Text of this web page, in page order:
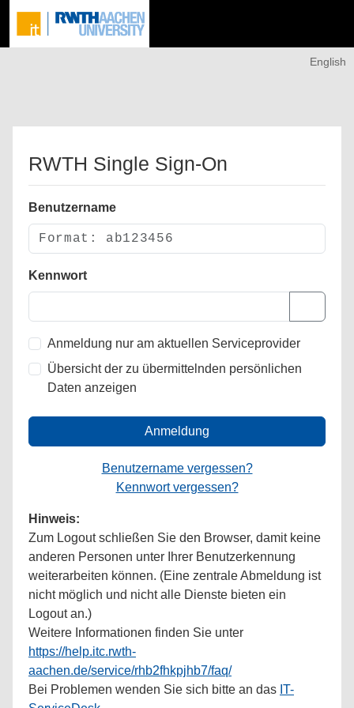
English
RWTH Single Sign-On
Benutzername
Kennwort
Anmeldung nur am aktuellen Serviceprovider
Übersicht der zu übermittelnden persönlichen
Daten anzeigen
Anmeldung
Benutzername vergessen?
Kennwort vergessen?
Hinweis:
Zum Logout schließen Sie den Browser, damit keine
anderen Personen unter Ihrer Benutzerkennung
weiterarbeiten können. (Eine zentrale Abmeldung ist
nicht möglich und nicht alle Dienste bieten ein
Logout an.)
Weitere Informationen finden Sie unter
https://help.itc.rwth-
aachen.de/service/rhb2fhkpjhb7/faq/
Bei Problemen wenden Sie sich bitte an das IT-